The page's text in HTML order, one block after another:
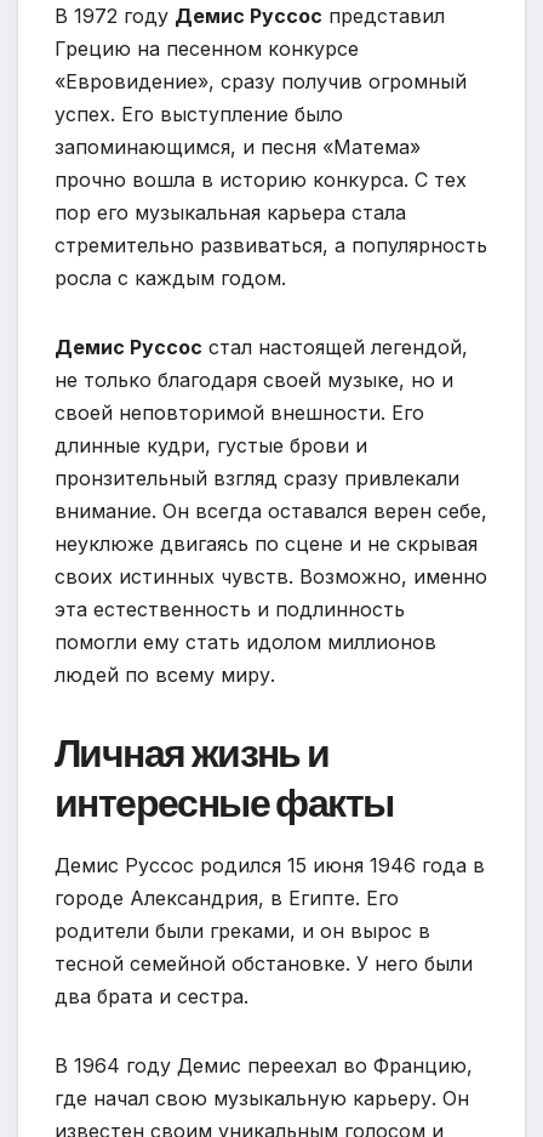
В 1972 году Демис Руссос представил
Грецию на песенном конкурсе
«Евровидение», сразу получив огромный
успех. Его выступление было
запоминающимся, и песня «Матема»
прочно вошла в историю конкурса. С тех
пор его музыкальная карьера стала
стремительно развиваться, а популярность
росла с каждым годом.
Демис Руссос стал настоящей легендой,
не только благодаря своей музыке, но и
своей неповторимой внешности. Его
длинные кудри, густые брови и
пронзительный взгляд сразу привлекали
внимание. Он всегда оставался верен себе,
неуклюже двигаясь по сцене и не скрывая
своих истинных чувств. Возможно, именно
эта естественность и подлинность
помогли ему стать идолом миллионов
людей по всему миру.
Личная жизнь и
интересные факты
Демис Руссос родился 15 июня 1946 года в
городе Александрия, в Египте. Его
родители были греками, и он вырос в
тесной семейной обстановке. У него были
два брата и сестра.
В 1964 году Демис переехал во Францию,
где начал свою музыкальную карьеру. Он
известен своим уникальным голосом и